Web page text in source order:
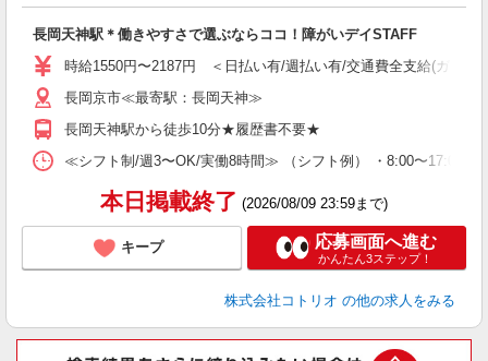
長岡天神駅＊働きやすさで選ぶならココ！障がいデイSTAFF
時給1550円〜2187円 ＜日払い有/週払い有/交通費全支給(ガソリ
長岡京市≪最寄駅：長岡天神≫
長岡天神駅から徒歩10分★履歴書不要★
≪シフト制/週3〜OK/実働8時間≫ （シフト例） ・8:00〜17:00
本日掲載終了 (2026/08/09 23:59まで)
キープ 応募画面へ進む
かんたん3ステップ！
株式会社コトリオ の他の求人をみる